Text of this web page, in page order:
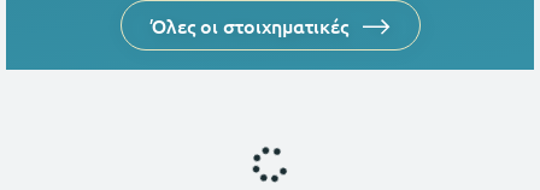
Όλες οι στοιχηματικές